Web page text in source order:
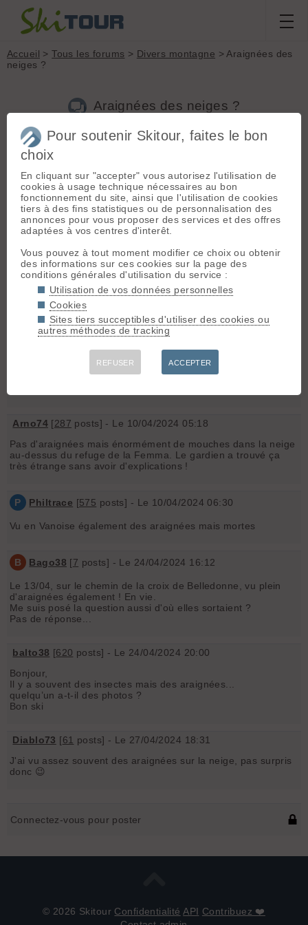
Accueil >Tous les forums > Divers montagne > Araignées des
neiges ?
Araignées des neiges ?
Nouveau sujet
FéféNévé[6posts] - Le 08/04/2024 21:04
Hello,
Ce week-end en Belledonne (autour du refuge de La Pra) j'ai
pu voir un peu partout toute une faune peu habituelle pour la
saison et l'altitude : araignées, mouches, moustiques (!)...
Beaucoup en vie, même si pas en grande forme...
Est-ce que d'autres on vu la même chose ?
Ça aurait pu être amené par le vent du Sahara en même
temps que le sable ?
Je prends tous les avis pour expliquer cette pluie arachnoide
Arno74[287 posts] - Le 10/04/2024 05:18
Pas d'araignées mais énormément de mouches dans la neige
au-dessus du refuge de la Femma. Le gardien a trouvé ça
très étrange sans avoir d'explications !
P Philtrace [575 posts] - Le 10/04/2024 06:30
Vu en Vanoise également des araignées mais mortes
B Bago38 [7 posts] - Le 24/04/2024 16:12
Le 13/04, sur le chemin de la croix de Belledonne, vu plein
d'araignées également ! En vie.
Me suis posé la question aussi d'où elles sortaient ?
Pas de réponse...
balto38 [620 posts] - Le 24/04/2024 20:00
Bonjour,
Il y a souvent des insectes mais des araignées...
quelqu’un a-t-il des photos ?
Bon ski
Diablo73 [61 posts] - Le 27/04/2024 18:31
J'ai vu assez souvent des araignées sur la neige, pas surpris
donc 😉
Connectez-vous pour poster
© 2026 Skitour Confidentialité API Contribuez ❤️
Pour soutenir Skitour, faites le bon
choix
En cliquant sur "accepter" vous autorisez l'utilisation de
cookies à usage technique nécessaires au bon
fonctionnement du site, ainsi que l'utilisation de cookies
tiers à des fins statistiques ou de personnalisation des
annonces pour vous proposer des services et des offres
adaptées à vos centres d'interêt.
Vous pouvez à tout moment modifier ce choix ou obtenir
des informations sur ces cookies sur la page des
conditions générales d'utilisation du service :
Utilisation de vos données personnelles
Cookies
Sites tiers succeptibles d'utiliser des cookies ou
autres méthodes de tracking
REFUSER ACCEPTER